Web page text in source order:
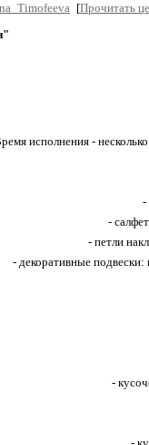
[Прочитать
исполнения -
-
-
- петли
- декоративные
-